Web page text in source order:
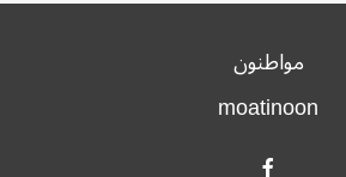
مواطنون
moatinoon